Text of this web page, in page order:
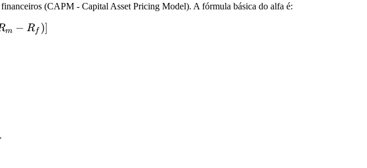
(CAPM - Capital Asset Pricing Model). A fórmula básica do alfa é:
= R_p - [R_f + \beta * (R_m - R_f)]
m − Rf )]